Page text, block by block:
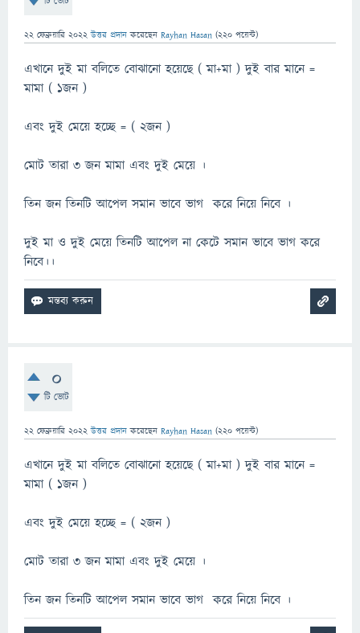
22 ফেব্রুয়ারি 2022 উত্তর প্রদান করেছেন Rayhan Hasan (220 পয়েন্ট)
এখানে দুই মা বলিতে বোঝানো হয়েছে ( মা+মা ) দুই বার মানে =
মামা ( ১জন )
এবং দুই মেয়ে হচ্ছে = ( ২জন )
মোট তারা ৩ জন মামা এবং দুই মেয়ে ।
তিন জন তিনটি আপেল সমান ভাবে ভাগ করে নিয়ে নিবে ।
দুই মা ও দুই মেয়ে তিনটি আপেল না কেটে সমান ভাবে ভাগ করে
নিবে।।
0
টি ভোট
22 ফেব্রুয়ারি 2022 উত্তর প্রদান করেছেন Rayhan Hasan (220 পয়েন্ট)
এখানে দুই মা বলিতে বোঝানো হয়েছে ( মা+মা ) দুই বার মানে =
মামা ( ১জন )
এবং দুই মেয়ে হচ্ছে = ( ২জন )
মোট তারা ৩ জন মামা এবং দুই মেয়ে ।
তিন জন তিনটি আপেল সমান ভাবে ভাগ করে নিয়ে নিবে ।